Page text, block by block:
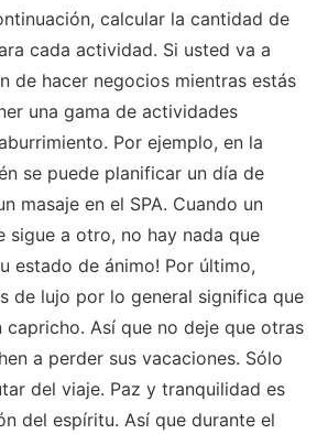
calcular la cantidad de
cada actividad. Si usted va a
de hacer negocios mientras estás
una gama de actividades
Por ejemplo, en la
se puede planificar un día de
masaje en el SPA. Cuando un
sigue a otro, no hay nada que
estado de ánimo! Por último,
de lujo por lo general significa que
capricho. Así que no deje que otras
a perder sus vacaciones. Sólo
del viaje. Paz y tranquilidad es
del espíritu. Así que durante el